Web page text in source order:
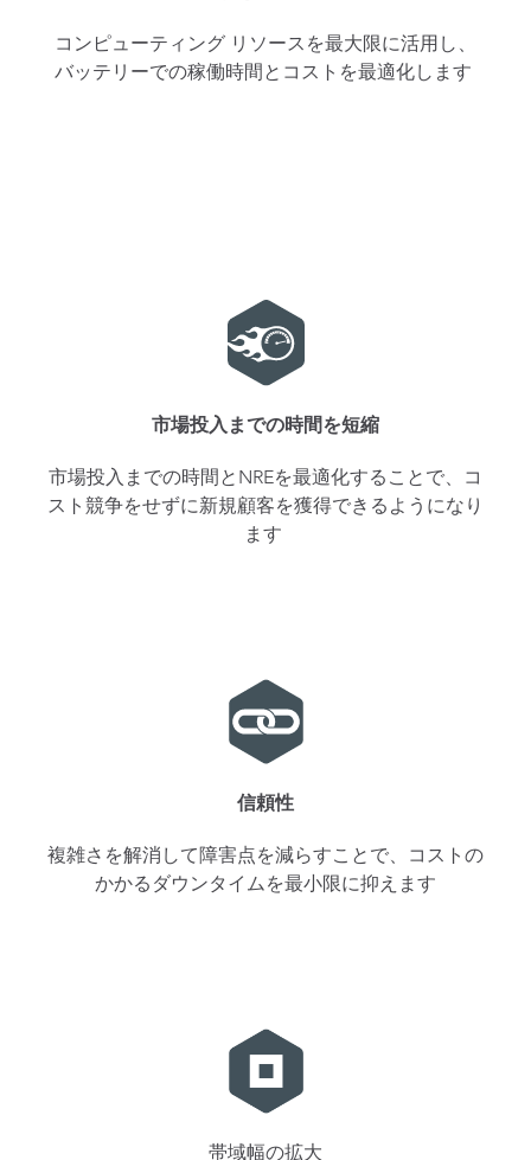
コンピューティング リソースを最大限に活用し、
バッテリーでの稼働時間とコストを最適化します
市場投入までの時間を短縮
市場投入までの時間とNREを最適化することで、コ
スト競争をせずに新規顧客を獲得できるようになり
ます
信頼性
複雑さを解消して障害点を減らすことで、コストの
かかるダウンタイムを最小限に抑えます
帯域幅の拡大